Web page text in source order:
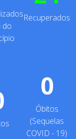
do
Recuperados
0
Óbitos
(Sequelas
COVID - 19)